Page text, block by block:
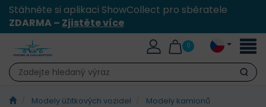
Stáhněte si aplikaci ShowCollect pro sběratele
ZDARMA – Zjistěte více
0
Hledat
Modely úžitkových vozidel Modely kamionů